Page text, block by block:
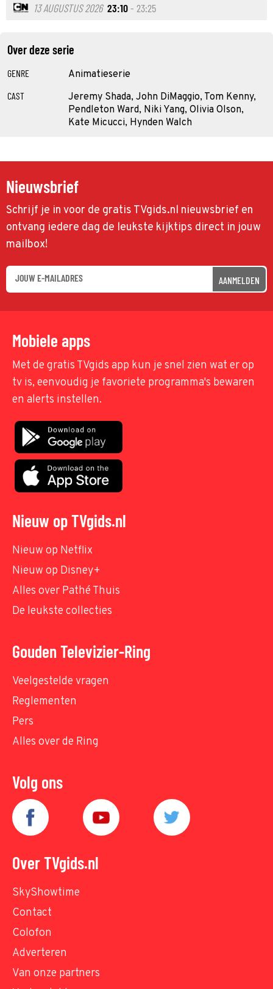
13 AUGUSTUS 2026 23:10- 23:25
Over deze serie
GENRE Animatieserie
CAST
Jeremy Shada, John DiMaggio, Tom Kenny,
Pendleton Ward, Niki Yang, Olivia Olson,
Kate Micucci, Hynden Walch
Nieuwsbrief
Schrijf je in voor de gratis TVgids.nl nieuwsbrief en
ontvang iedere dag de leukste kijktips direct in jouw
mailbox!
AANMELDEN
Mobiele apps
Met de gratis TVgids app kun je snel zien wat er op
tv is, eenvoudig je favoriete programma's bewaren
en alerts instellen.
Nieuw op TVgids.nl
Nieuw op Netflix
Nieuw op Disney+
Alles over Pathé Thuis
De leukste collecties
Gouden Televizier-Ring
Veelgestelde vragen
Reglementen
Pers
Alles over de Ring
Volg ons
Over TVgids.nl
SkyShowtime
Contact
Colofon
Adverteren
Van onze partners